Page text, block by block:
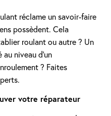
réclame un savoir-faire
possèdent. Cela
roulant ou autre ? Un
niveau d'un
? Faites
votre réparateur